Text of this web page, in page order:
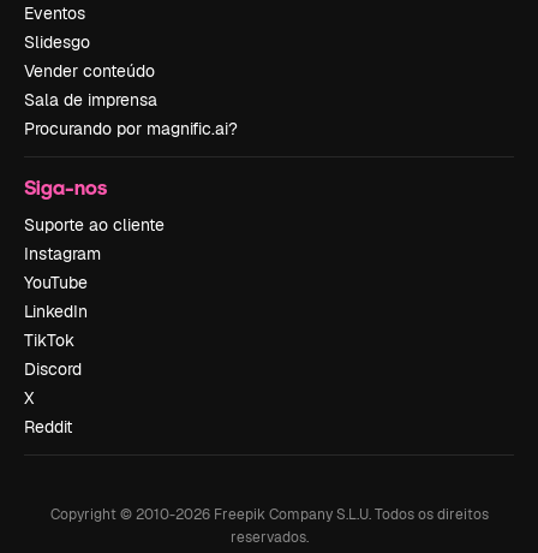
Eventos
Slidesgo
Vender conteúdo
Sala de imprensa
Procurando por magnific.ai?
Siga-nos
Suporte ao cliente
Instagram
YouTube
LinkedIn
TikTok
Discord
X
Reddit
Copyright © 2010-2026Freepik Company S.L.U. Todos os direitos
reservados.